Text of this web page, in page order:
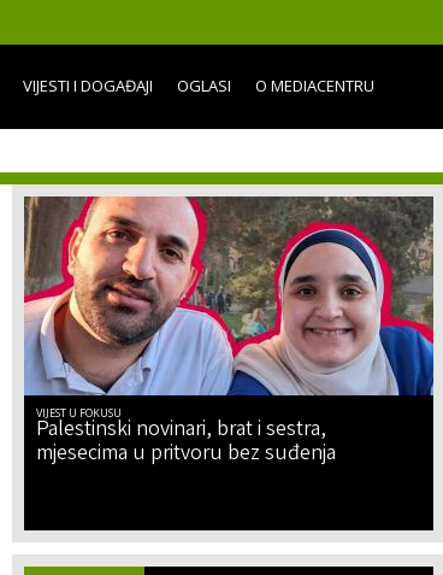
VIJESTI I DOGAĐAJI OGLASI O MEDIACENTRU
VIJEST U FOKUSU
Palestinski novinari, brat i sestra,
mjesecima u pritvoru bez suđenja